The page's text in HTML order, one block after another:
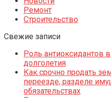
Ремонт
Строительство
Свежие записи
Роль антиоксидантов
долголетия
Как срочно продать
переезде, разделе
обязательствах